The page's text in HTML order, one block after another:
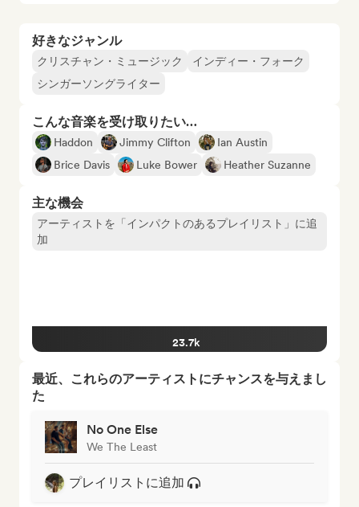
好きなジャンル
クリスチャン・ミュージック
インディー・フォーク
シンガーソングライター
こんな音楽を受け取りたい…
Haddon Jimmy Clifton
Ian Austin
Brice Davis
Luke Bower Heather Suzanne
主な機会
アーティストを「インパクトのあるプレイリスト」に追
加
23.7k
最近、これらのアーティストにチャンスを与えまし
た
No One Else
We The Least
プレイリストに追加